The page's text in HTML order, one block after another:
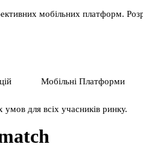
мобільних платформ.
Мобільні Платформи
для всіх учасників ринку.